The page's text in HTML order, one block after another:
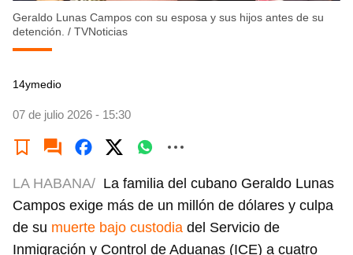
Geraldo Lunas Campos con su esposa y sus hijos antes de su
detención. / TVNoticias
14ymedio
07 de julio 2026 - 15:30
LA HABANA/ La familia del cubano Geraldo Lunas
Campos exige más de un millón de dólares y culpa
de su muerte bajo custodia del Servicio de
Inmigración y Control de Aduanas (ICE) a cuatro